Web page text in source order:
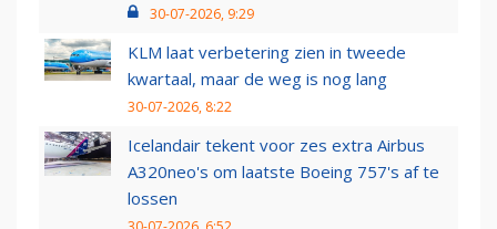
30-07-2026, 9:29
KLM laat verbetering zien in tweede
kwartaal, maar de weg is nog lang
30-07-2026, 8:22
Icelandair tekent voor zes extra Airbus
A320neo's om laatste Boeing 757's af te
lossen